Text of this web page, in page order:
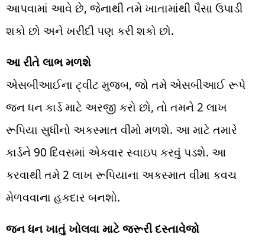
આપવામાં આવે છે, જેનાથી તમે ખાતામાંથી પૈસા ઉપાડી
શકો છો અને ખરીદી પણ કરી શકો છો.
આ રીતે લાભ મળશે
એસબીઆઈના ટ્વીટ મુજબ, જો તમે એસબીઆઈ રૂપે
જન ધન કાર્ડ માટે અરજી કરો છો, તો તમને 2 લાખ
રૂપિયા સુધીનો અકસ્માત વીમો મળશે. આ માટે તમારે
કાર્ડને 90 દિવસમાં એકવાર સ્વાઇપ કરવું પડશે. આ
કરવાથી તમે 2 લાખ રૂપિયાના અકસ્માત વીમા કવચ
મેળવવાના હકદાર બનશો.
જન ધન ખાતું ખોલવા માટે જરૂરી દસ્તાવેજો